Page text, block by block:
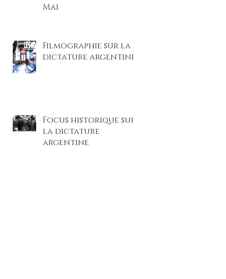
Mai
Filmographie sur la
dictature argentine
Focus historique sur
la dictature
argentine